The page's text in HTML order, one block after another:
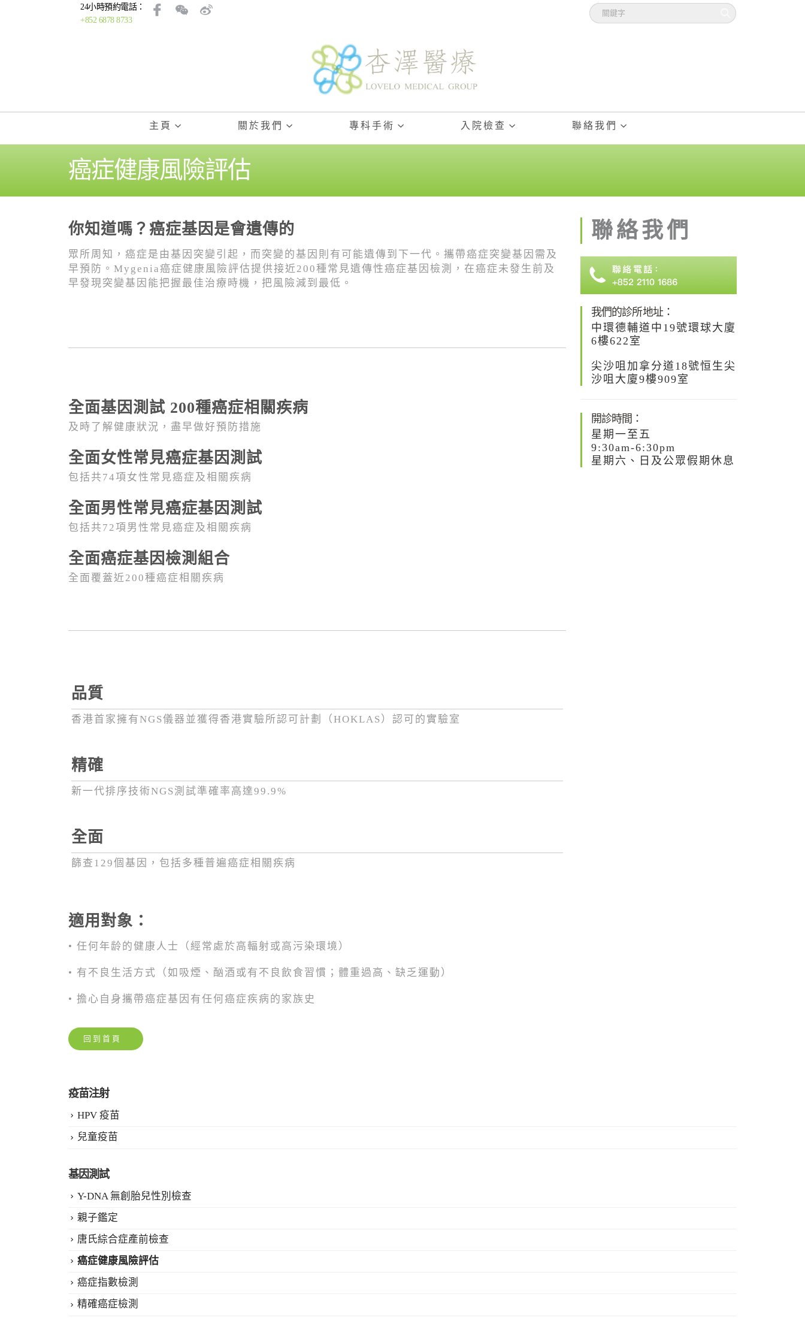
24小時預約電話：
+852 6878 8733
主頁 關於我們 專科手術 入院檢查 聯絡我們
癌症健康風險評估
你知道嗎？癌症基因是會遺傳的
眾所周知，癌症是由基因突變引起，而突變的基因則有可能遺傳到下一代。攜帶癌症突變基因需及
早預防。Mygenia癌症健康風險評估提供接近200種常見遺傳性癌症基因檢測，在癌症未發生前及
早發現突變基因能把握最佳治療時機，把風險減到最低。
全面基因測試 200種癌症相關疾病
及時了解健康狀況，盡早做好預防措施
全面女性常見癌症基因測試
包括共74項女性常見癌症及相關疾病
全面男性常見癌症基因測試
包括共72項男性常見癌症及相關疾病
全面癌症基因檢測組合
全面覆蓋近200種癌症相關疾病
品質
香港首家擁有NGS儀器並獲得香港實驗所認可計劃（HOKLAS）認可的實驗室
精確
新一代排序技術NGS測試準確率高達99.9%
全面
篩查129個基因，包括多種普遍癌症相關疾病
適用對象：
• 任何年龄的健康人士（經常處於高輻射或高污染環境）
• 有不良生活方式（如吸煙、酗酒或有不良飲食習慣；體重過高、缺乏運動）
• 擔心自身攜帶癌症基因有任何癌症疾病的家族史
回到首頁
聯絡我們
我們的診所地址：
中環德輔道中19號環球大廈
6樓622室
尖沙咀加拿分道18號恒生尖
沙咀大廈9樓909室
開診時間：
星期一至五
9:30am-6:30pm
星期六、日及公眾假期休息
疫苗注射
HPV 疫苗
兒童疫苗
基因測試
Y-DNA 無創胎兒性別檢查
親子鑑定
唐氏綜合症產前檢查
癌症健康風險評估
癌症指數檢測
精確癌症檢測